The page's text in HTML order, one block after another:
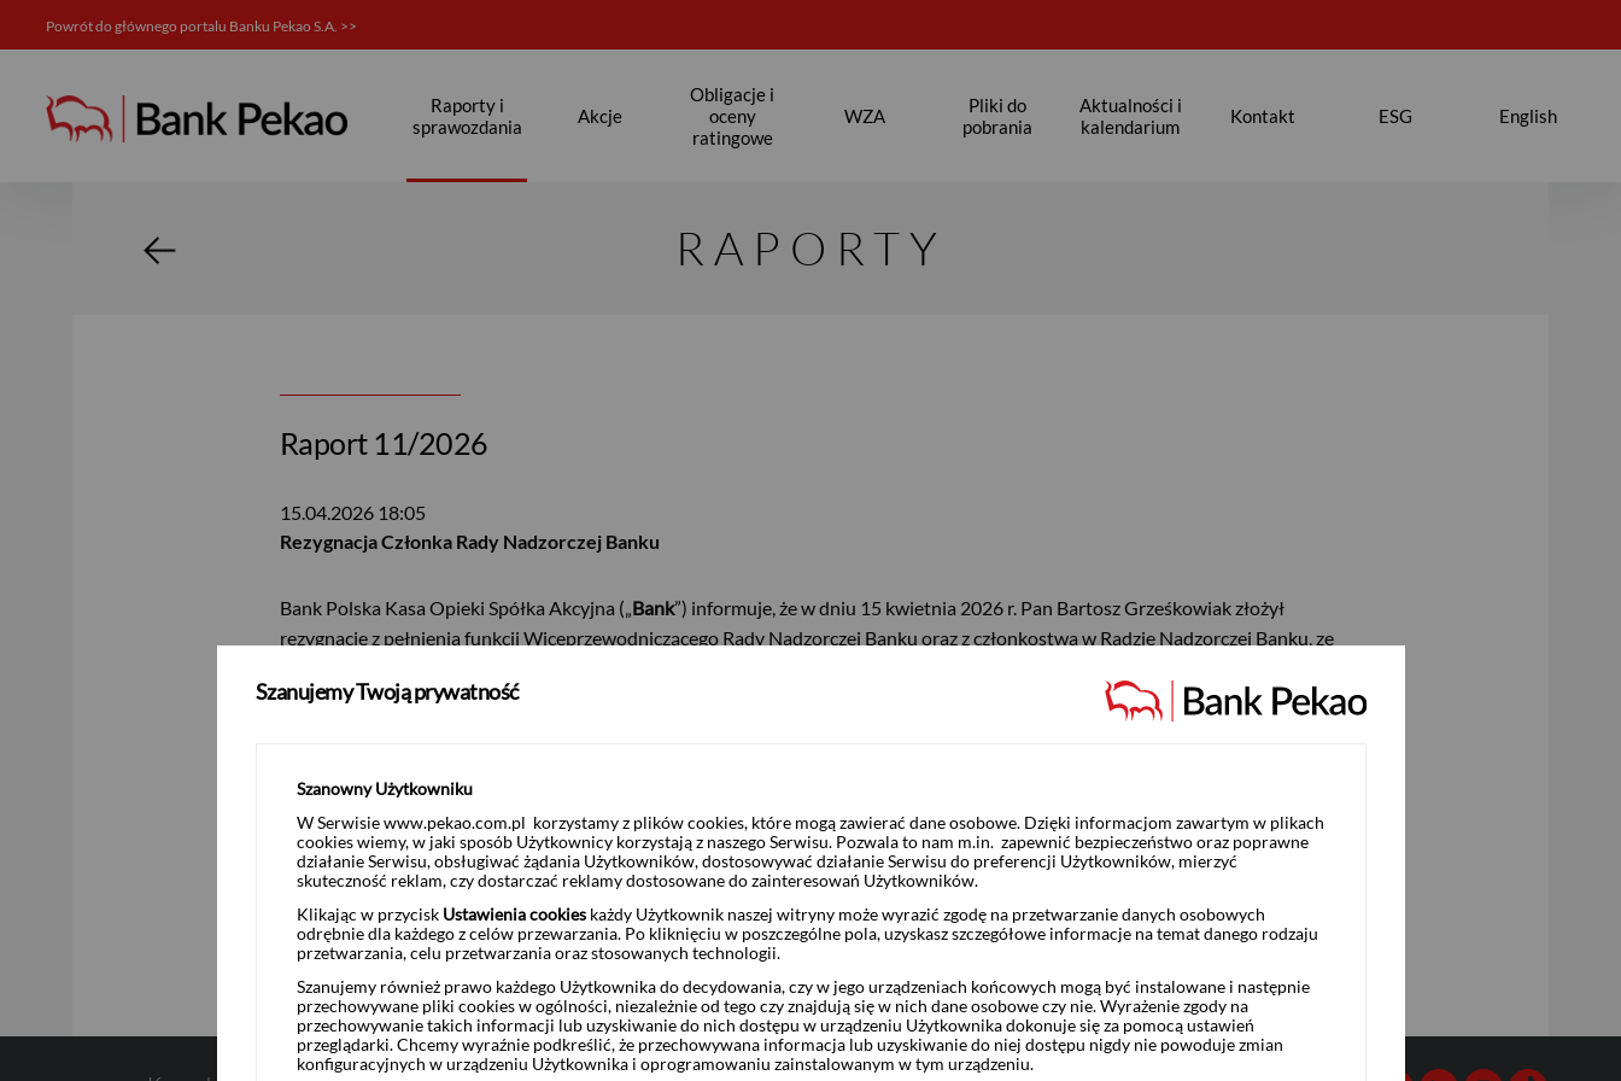
Powrót do głównego portalu Banku Pekao S.A. >>
Raporty i
sprawozdania
Akcje
Obligacje i
oceny
ratingowe
WZA
Pliki do
pobrania
Aktualności i
kalendarium
Kontakt ESG English
Relacje inwestorskie
RAPORTY
Raport 11/2026
15.04.2026 18:05
Rezygnacja Członka Rady Nadzorczej Banku
Bank Polska Kasa Opieki Spółka Akcyjna („Bank”) informuje, że w dniu 15 kwietnia 2026 r. Pan Bartosz Grześkowiak złożył
rezygnację z pełnienia funkcji Wiceprzewodniczącego Rady Nadzorczej Banku oraz z członkostwa w Radzie Nadzorczej Banku, ze
przekazywanych przez emitentów papierów wartościowych oraz warunków uznawania za równoważne informacji wymaganych
przepisami prawa państwa niebędącego państwem członkowskim.
USD
EUR
GBP
Szanujemy Twoją prywatność
Szanowny Użytkowniku
W Serwisie www.pekao.com.pl korzystamy z plików cookies, które mogą zawierać dane osobowe. Dzięki informacjom zawartym w plikach
cookies wiemy, w jaki sposób Użytkownicy korzystają z naszego Serwisu. Pozwala to nam m.in. zapewnić bezpieczeństwo oraz poprawne
działanie Serwisu, obsługiwać żądania Użytkowników, dostosowywać działanie Serwisu do preferencji Użytkowników, mierzyć
skuteczność reklam, czy dostarczać reklamy dostosowane do zainteresowań Użytkowników.
Klikając w przycisk Ustawienia cookies każdy Użytkownik naszej witryny może wyrazić zgodę na przetwarzanie danych osobowych
odrębnie dla każdego z celów przewarzania. Po kliknięciu w poszczególne pola, uzyskasz szczegółowe informacje na temat danego rodzaju
przetwarzania, celu przetwarzania oraz stosowanych technologii.
Szanujemy również prawo każdego Użytkownika do decydowania, czy w jego urządzeniach końcowych mogą być instalowane i następnie
przechowywane pliki cookies w ogólności, niezależnie od tego czy znajdują się w nich dane osobowe czy nie. Wyrażenie zgody na
przechowywanie takich informacji lub uzyskiwanie do nich dostępu w urządzeniu Użytkownika dokonuje się za pomocą ustawień
przeglądarki. Chcemy wyraźnie podkreślić, że przechowywana informacja lub uzyskiwanie do niej dostępu nigdy nie powoduje zmian
konfiguracyjnych w urządzeniu Użytkownika i oprogramowaniu zainstalowanym w tym urządzeniu.